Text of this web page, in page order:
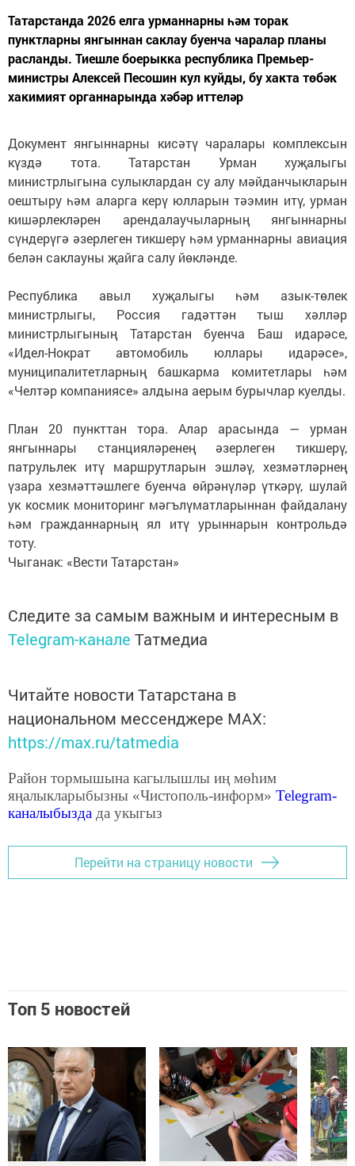
Татарстанда 2026 елга урманнарны һәм торак
пунктларны янгыннан саклау буенча чаралар планы
расланды. Тиешле боерыкка республика Премьер-
министры Алексей Песошин кул куйды, бу хакта төбәк
хакимият органнарында хәбәр иттеләр
Документ янгыннарны кисәтү чаралары комплексын
күздә тота. Татарстан Урман хуҗалыгы
министрлыгына сулыклардан су алу мәйданчыкларын
оештыру һәм аларга керү юлларын тәэмин итү, урман
кишәрлекләрен арендалаучыларның янгыннарны
сүндерүгә әзерлеген тикшерү һәм урманнарны авиация
белән саклауны җайга салу йөкләнде.
Республика авыл хуҗалыгы һәм азык-төлек
министрлыгы, Россия гадәттән тыш хәлләр
министрлыгының Татарстан буенча Баш идарәсе,
«Идел-Нократ автомобиль юллары идарәсе»,
муниципалитетларның башкарма комитетлары һәм
«Челтәр компаниясе» алдына аерым бурычлар куелды.
План 20 пункттан тора. Алар арасында — урман
янгыннары станцияләренең әзерлеген тикшерү,
патрульлек итү маршрутларын эшләү, хезмәтләрнең
үзара хезмәттәшлеге буенча өйрәнүләр үткәрү, шулай
ук космик мониторинг мәгълүматларыннан файдалану
һәм гражданнарның ял итү урыннарын контрольдә
тоту.
Чыганак: «Вести Татарстан»
Следите за самым важным и интересным в
Telegram-канале Татмедиа
Читайте новости Татарстана в
национальном мессенджере MАХ:
https://max.ru/tatmedia
Район тормышына кагылышлы иң мөһим
яңалыкларыбызны «Чистополь-информ» Telegram-
каналыбызда да укыгыз
Перейти на страницу новости
Топ 5 новостей